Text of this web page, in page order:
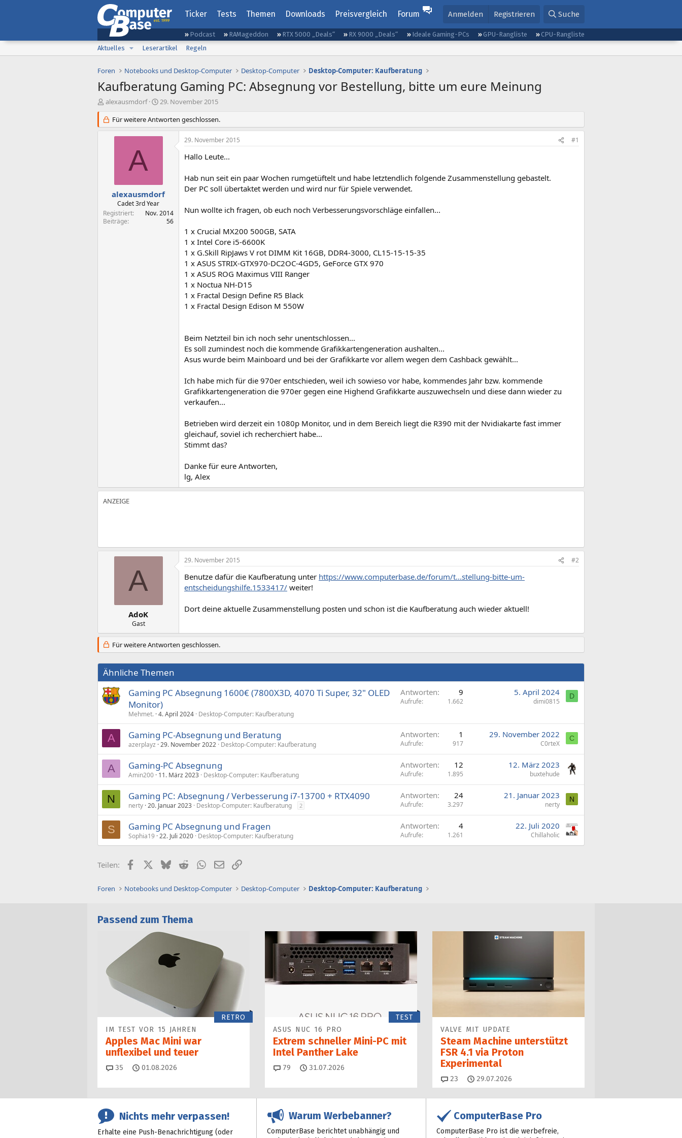
Ticker Tests Themen Downloads Preisvergleich Forum Anmelden Registrieren Suche
Podcast RAMageddon RTX 5000 „Deals“ RX 9000 „Deals“ Ideale Gaming-PCs GPU-Rangliste
CPU-Rangliste
Aktuelles
Leserartikel Regeln
Foren Notebooks und Desktop-Computer Desktop-Computer Desktop-Computer: Kaufberatung
Kaufberatung Gaming PC: Absegnung vor Bestellung, bitte um eure Meinung
E
s
t
alexausmdorf
E
s
t
e
m
29. November 2015
Für weitere Antworten geschlossen.
A
alexausmdorf
Cadet 3rd Year
Registriert
Nov. 2014
Beiträge
56
29. November 2015 #1
Hallo Leute...
Hab nun seit ein paar Wochen rumgetüftelt und habe letztendlich folgende Zusammenstellung gebastelt.
Der PC soll übertaktet werden und wird nur für Spiele verwendet.
Nun wollte ich fragen, ob euch noch Verbesserungsvorschläge einfallen...
1 x Crucial MX200 500GB, SATA
1 x Intel Core i5-6600K
1 x G.Skill RipJaws V rot DIMM Kit 16GB, DDR4-3000, CL15-15-15-35
1 x ASUS STRIX-GTX970-DC2OC-4GD5, GeForce GTX 970
1 x ASUS ROG Maximus VIII Ranger
1 x Noctua NH-D15
1 x Fractal Design Define R5 Black
1 x Fractal Design Edison M 550W
Beim Netzteil bin ich noch sehr unentschlossen...
Es soll zumindest noch die kommende Grafikkartengeneration aushalten...
Asus wurde beim Mainboard und bei der Grafikkarte vor allem wegen dem Cashback gewählt...
Ich habe mich für die 970er entschieden, weil ich sowieso vor habe, kommendes Jahr bzw. kommende
Grafikkartengeneration die 970er gegen eine Highend Grafikkarte auszuwechseln und diese dann wieder zu
verkaufen...
Betrieben wird derzeit ein 1080p Monitor, und in dem Bereich liegt die R390 mit der Nvidiakarte fast immer
gleichauf, soviel ich recherchiert habe...
Stimmt das?
Danke für eure Antworten,
lg, Alex
A
AdoK
Gast
29. November 2015 #2
Benutze dafür die Kaufberatung unter https://www.computerbase.de/forum/t...stellung-bitte-um-
entscheidungshilfe.1533417/ weiter!
Dort deine aktuelle Zusammenstellung posten und schon ist die Kaufberatung auch wieder aktuell!
Für weitere Antworten geschlossen.
Ähnliche Themen
Gaming PC Absegnung 1600€ (7800X3D, 4070 Ti Super, 32" OLED
Monitor)
Mehmet. 4. April 2024 Desktop-Computer: Kaufberatung
Antworten 9
Aufrufe 1.662
5. April 2024
dimi0815
D
A Gaming PC-Absegnung und Beratung
azerplayz 29. November 2022 Desktop-Computer: Kaufberatung
Antworten 1
Aufrufe 917
29. November 2022
C0rteX
C
A Gaming-PC Absegnung
Amin200 11. März 2023 Desktop-Computer: Kaufberatung
Antworten 12
Aufrufe 1.895
12. März 2023
buxtehude
N Gaming PC: Absegnung / Verbesserung i7-13700 + RTX4090
nerty 20. Januar 2023 Desktop-Computer: Kaufberatung 2
Antworten 24
Aufrufe 3.297
21. Januar 2023
nerty
N
S Gaming PC Absegnung und Fragen
Sophia19 22. Juli 2020 Desktop-Computer: Kaufberatung
Antworten 4
Aufrufe 1.261
22. Juli 2020
Chillaholic
Teilen: FacebookX (Twitter)
BlueskyRedditWhatsApp
E-MailLink
Foren Notebooks und Desktop-Computer Desktop-Computer Desktop-Computer: Kaufberatung
Passend zum Thema
RETRO
IM TEST VOR 15 JAHREN
Apples Mac Mini war
unflexibel und teuer
35 Kommentare
01.08.2026
TEST
ASUS NUC 16 PRO
Extrem schneller Mini-PC mit
Intel Panther Lake
79 Kommentare
31.07.2026
VALVE MIT UPDATE
Steam Machine unterstützt
FSR 4.1 via Proton
Experimental
23 Kommentare
29.07.2026
Nichts mehr verpassen!
Erhalte eine Push-Benachrichtigung (oder
Warum Werbebanner?
ComputerBase berichtet unabhängig und
ComputerBase Pro
ComputerBase Pro ist die werbefreie,